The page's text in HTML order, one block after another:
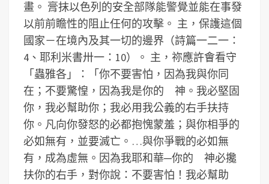
畫。 膏抹以色列的安全部隊能警覺並能在事發
以前前瞻性的阻止任何的攻擊。 主，保護這個
國家－在境內及其一切的邊界（詩篇一二一：
4、耶利米書卅一：10）。 主，祢應許會看守
「蟲雅各」：「你不要害怕，因為我與你同
在；不要驚惶，因為我是你的 神。我必堅固
你，我必幫助你；我必用我公義的右手扶持
你。凡向你發怒的必都抱愧蒙羞；與你相爭的
必如無有，並要滅亡。…與你爭戰的必如無
有，成為虛無。因為我耶和華─你的 神必攙
扶你的右手，對你說：不要害怕！我必幫助